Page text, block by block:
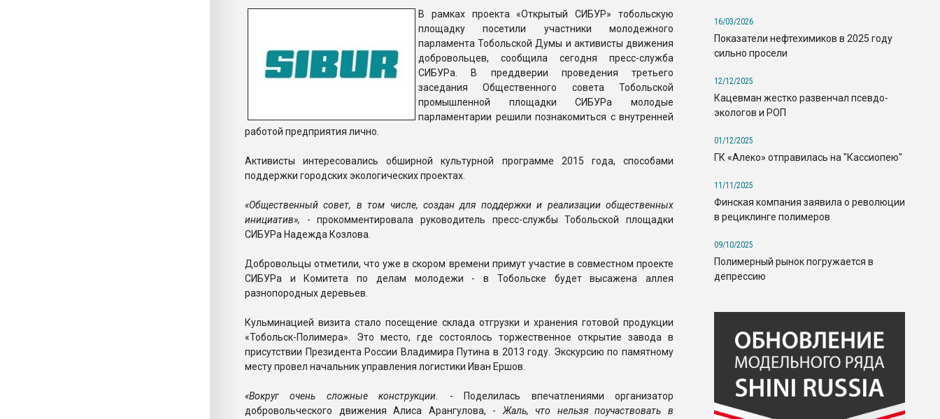
В рамках проекта «Открытый СИБУР» тобольскую
площадку посетили участники молодежного
парламента Тобольской Думы и активисты движения
добровольцев, сообщила сегодня пресс-служба
СИБУРа. В преддверии проведения третьего
заседания Общественного совета Тобольской
промышленной площадки СИБУРа молодые
парламентарии решили познакомиться с внутренней
работой предприятия лично.
Активисты интересовались обширной культурной программе 2015 года, способами
поддержки городских экологических проектах.
«Общественный совет, в том числе, создан для поддержки и реализации общественных
инициатив», - прокомментировала руководитель пресс-службы Тобольской площадки
СИБУРа Надежда Козлова.
Добровольцы отметили, что уже в скором времени примут участие в совместном проекте
СИБУРа и Комитета по делам молодежи - в Тобольске будет высажена аллея
разнопородных деревьев.
Кульминацией визита стало посещение склада отгрузки и хранения готовой продукции
«Тобольск-Полимера». Это место, где состоялось торжественное открытие завода в
присутствии Президента России Владимира Путина в 2013 году. Экскурсию по памятному
месту провел начальник управления логистики Иван Ершов.
«Вокруг очень сложные конструкции. - Поделилась впечатлениями организатор
добровольческого движения Алиса Арангулова, -Жаль, что нельзя поучаствовать в
16/03/2026
Показатели нефтехимиков в 2025 году
сильно просели
12/12/2025
Кацевман жестко развенчал псевдо-
экологов и РОП
01/12/2025
ГК «Алеко» отправилась на "Кассиопею"
11/11/2025
Финская компания заявила о революции
в рециклинге полимеров
09/10/2025
Полимерный рынок погружается в
депрессию